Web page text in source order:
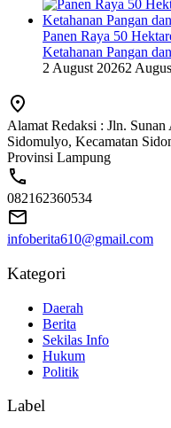
Panen Raya 50
Ketahanan Pangan
2 August 20262
Alamat Redaksi : Jln.
Sidomulyo, Kecamatan
Provinsi Lampung
082162360534
infoberita610@gmail.com
Kategori
Daerah
Berita
Sekilas Info
Hukum
Politik
Label